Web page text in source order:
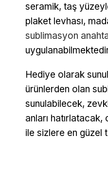
seramik, taş
plaket levhası,
sublimasyon
Hediye olarak
ürünlerden olan
sunulabilecek,
anları
ile sizlere en güzel